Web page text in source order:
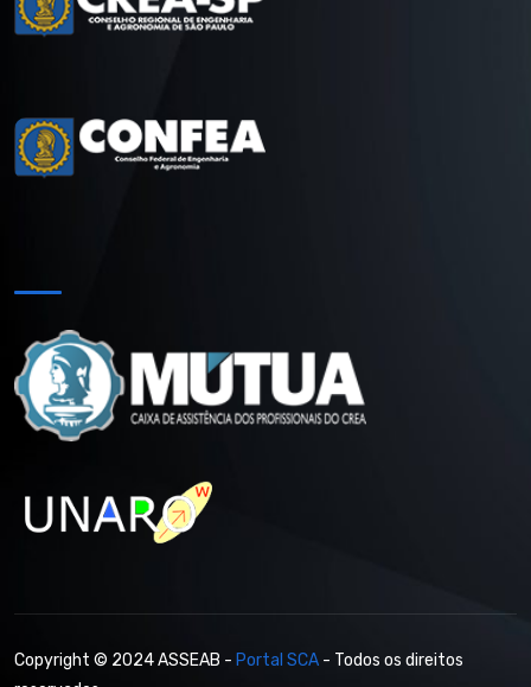
Copyright © 2024 ASSEAB - Portal SCA - Todos os direitos